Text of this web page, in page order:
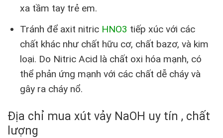
xa tầm tay trẻ em.
Tránh để axit nitric HNO3 tiếp xúc với các
chất khác như chất hữu cơ, chất bazơ, và kim
loại. Do Nitric Acid là chất oxi hóa mạnh, có
thể phản ứng mạnh với các chất dễ cháy và
gây ra cháy nổ.
Địa chỉ mua xút vảy NaOH uy tín , chất
lượng